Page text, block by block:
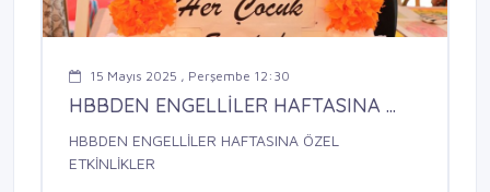
15 Mayıs 2025 , Perşembe 12:30
HBBDEN ENGELLİLER HAFTASINA ...
HBBDEN ENGELLİLER HAFTASINA ÖZEL
ETKİNLİKLER